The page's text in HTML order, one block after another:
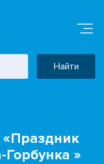
Найти
»